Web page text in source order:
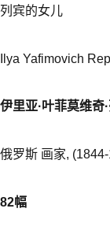
列宾的女儿
Ilya Yafimovich
伊里亚·叶菲莫维奇
俄罗斯 画家,
82幅